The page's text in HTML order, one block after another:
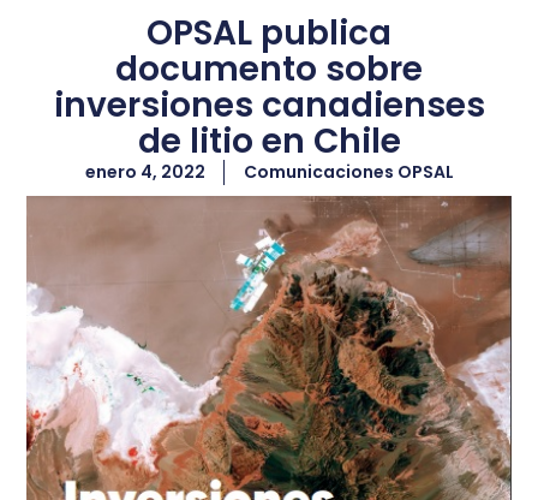
OPSAL publica
documento sobre
inversiones canadienses
de litio en Chile
enero 4, 2022 Comunicaciones OPSAL